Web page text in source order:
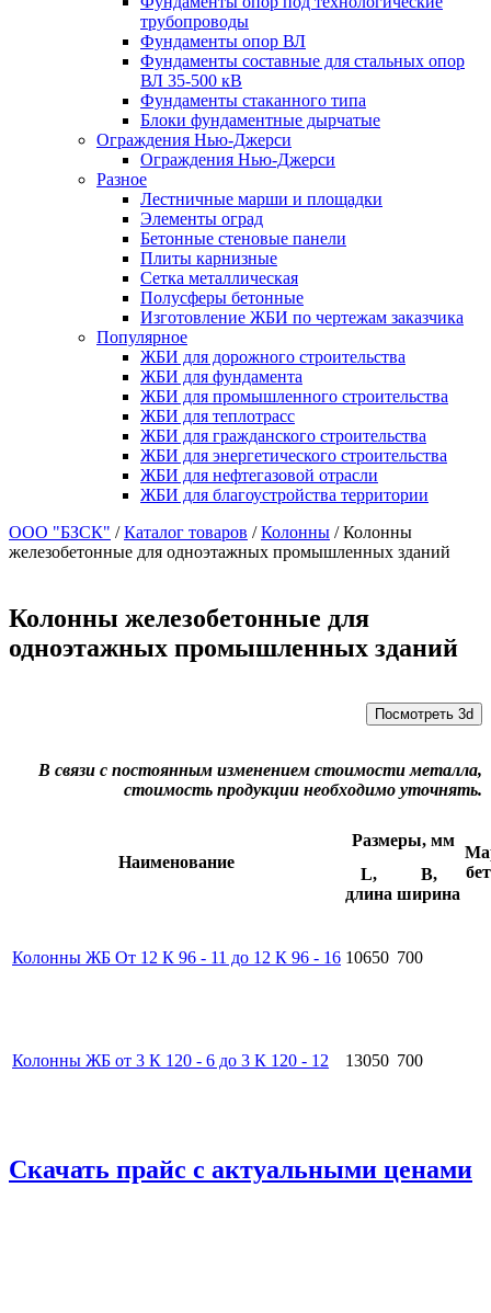
трубопроводы
Фундаменты опор ВЛ
Фундаменты составные для стальных опор
ВЛ 35-500 кВ
Фундаменты стаканного типа
Блоки фундаментные дырчатые
Ограждения Нью-Джерси
Ограждения Нью-Джерси
Разное
Лестничные марши и площадки
Элементы оград
Бетонные стеновые панели
Плиты карнизные
Сетка металлическая
Полусферы бетонные
Изготовление ЖБИ по чертежам заказчика
Популярное
ЖБИ для дорожного строительства
ЖБИ для фундамента
ЖБИ для промышленного строительства
ЖБИ для теплотрасс
ЖБИ для гражданского строительства
ЖБИ для энергетического строительства
ЖБИ для нефтегазовой отрасли
ЖБИ для благоустройства территории
ООО "БЗСК" /Каталог товаров /Колонны /Колонны
железобетонные для одноэтажных промышленных зданий
Колонны железобетонные для
одноэтажных промышленных зданий
Посмотреть 3d
В связи с постоянным изменением стоимости металла,
стоимость продукции необходимо уточнять.
Наименование
Размеры, мм
L,
длина
B,
ширина
Колонны ЖБ От 12 К 96 - 11 до 12 К 96 - 16 10650 700
Колонны ЖБ от 3 К 120 - 6 до 3 К 120 - 12 13050 700
Скачать прайс с актуальными ценами